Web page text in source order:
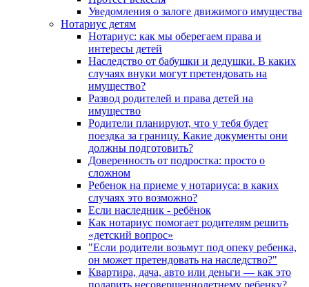
Уведомления о залоге движимого имущества
Нотариус детям
Нотариус: как мы оберегаем права и
интересы детей
Наследство от бабушки и дедушки. В каких
случаях внуки могут претендовать на
имущество?
Развод родителей и права детей на
имущество
Родители планируют, что у тебя будет
поездка за границу. Какие документы они
должны подготовить?
Доверенность от подростка: просто о
сложном
Ребенок на приеме у нотариуса: в каких
случаях это возможно?
Если наследник - ребёнок
Как нотариус помогает родителям решить
«детский вопрос»
"Если родители возьмут под опеку ребенка,
он может претендовать на наследство?"
Квартира, дача, авто или деньги — как это
подарить несовершеннолетнему ребенку?